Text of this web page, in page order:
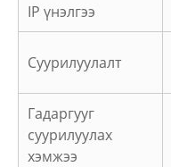
IP үнэлгээ
Суурилуулалт
Гадаргууг
суурилуулах
хэмжээ